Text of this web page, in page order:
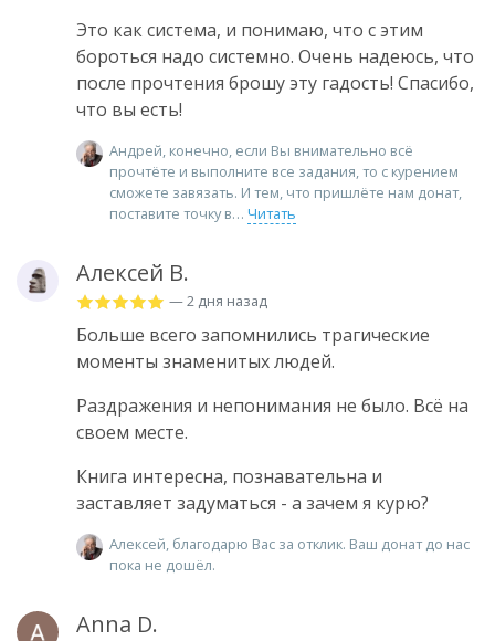
Это как система, и понимаю, что с этим
бороться надо системно. Очень надеюсь, что
после прочтения брошу эту гадость! Спасибо,
что вы есть!
Андрей, конечно, если Вы внимательно всё
прочтёте и выполните все задания, то с курением
сможете завязать. И тем, что пришлёте нам донат,
поставите точку в
Читать
Алексей В.
— 2 дня назад
Больше всего запомнились трагические
моменты знаменитых людей.
Раздражения и непонимания не было. Всё на
своем месте.
Книга интересна, познавательна и
заставляет задуматься - а зачем я курю?
Алексей, благодарю Вас за отклик. Ваш донат до нас
пока не дошёл.
Anna D.